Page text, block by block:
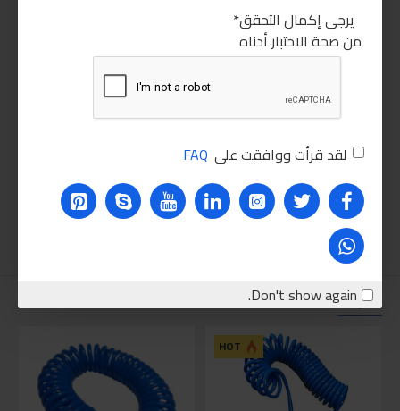
يرجى إكمال التحقق
من صحة الاختبار أدناه
لقد قرأت ووافقت على FAQ
Don't show again.
نقترحه عليك
HOT